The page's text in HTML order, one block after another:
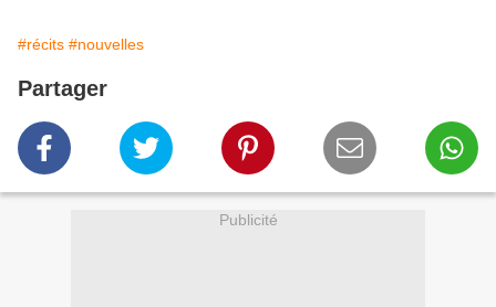
#récits #nouvelles
Partager
Publicité